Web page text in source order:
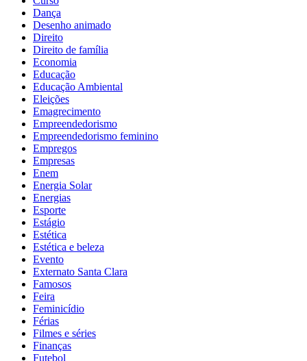
Dança
Desenho animado
Direito
Direito de família
Economia
Educação
Educação Ambiental
Eleições
Emagrecimento
Empreendedorismo
Empreendedorismo feminino
Empregos
Empresas
Enem
Energia Solar
Energias
Esporte
Estágio
Estética
Estética e beleza
Evento
Externato Santa Clara
Famosos
Feira
Feminicídio
Férias
Filmes e séries
Finanças
Futebol